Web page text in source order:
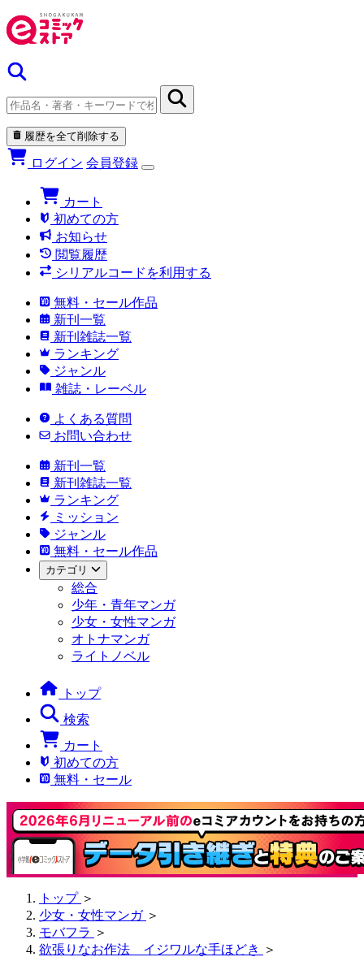
履歴を全て削除する
ログイン 会員登録
カート
初めての方
お知らせ
閲覧履歴
シリアルコードを利用する
無料・セール作品
新刊一覧
新刊雑誌一覧
ランキング
ジャンル
雑誌・レーベル
よくある質問
お問い合わせ
新刊一覧
新刊雑誌一覧
ランキング
ミッション
ジャンル
無料・セール作品
カテゴリ
総合
少年・青年マンガ
少女・女性マンガ
オトナマンガ
ライトノベル
トップ
検索
カート
初めての方
無料・セール
トップ ＞
少女・女性マンガ ＞
モバフラ ＞
欲張りなお作法 イジワルな手ほどき
＞